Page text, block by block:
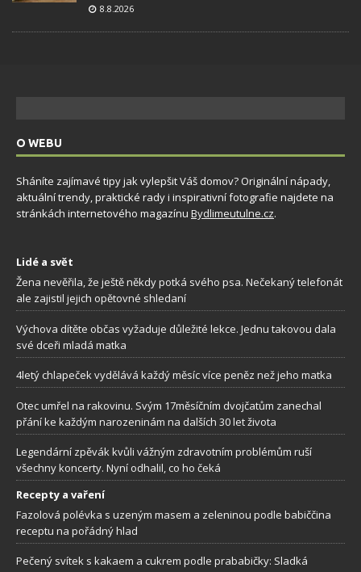
8.8.2026
O WEBU
Sháníte zajímavé tipy jak vylepšit Váš domov? Originální nápady,
aktuální trendy, praktické rady i inspirativní fotografie najdete na
stránkách internetového magazínu Bydlimeutulne.cz.
Lidé a svět
Žena nevěřila, že ještě někdy potká svého psa. Nečekaný telefonát
ale zajistil jejich opětovné shledaní
Výchova dítěte občas vyžaduje důležité lekce. Jednu takovou dala
své dceři mladá matka
4letý chlapeček vydělává každý měsíc více peněz než jeho matka
Otec umřel na rakovinu. Svým 17měsíčním dvojčatům zanechal
přání ke každým narozeninám na dalších 30 let života
Legendární zpěvák kvůli vážným zdravotním problémům ruší
všechny koncerty. Nyní odhalil, co ho čeká
Recepty a vaření
Fazolová polévka s uzeným masem a zeleninou podle babiččina
receptu na pořádný hlad
Pečený svítek s kakaem a cukrem podle prababičky: Sladká